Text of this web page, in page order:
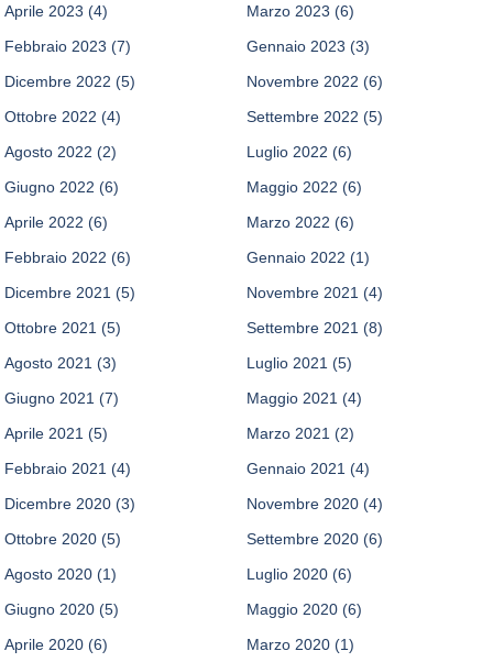
Aprile 2023 (4) Marzo 2023 (6)
Febbraio 2023 (7) Gennaio 2023 (3)
Dicembre 2022 (5) Novembre 2022 (6)
Ottobre 2022 (4) Settembre 2022 (5)
Agosto 2022 (2) Luglio 2022 (6)
Giugno 2022 (6) Maggio 2022 (6)
Aprile 2022 (6) Marzo 2022 (6)
Febbraio 2022 (6) Gennaio 2022 (1)
Dicembre 2021 (5) Novembre 2021 (4)
Ottobre 2021 (5) Settembre 2021 (8)
Agosto 2021 (3) Luglio 2021 (5)
Giugno 2021 (7) Maggio 2021 (4)
Aprile 2021 (5) Marzo 2021 (2)
Febbraio 2021 (4) Gennaio 2021 (4)
Dicembre 2020 (3) Novembre 2020 (4)
Ottobre 2020 (5) Settembre 2020 (6)
Agosto 2020 (1) Luglio 2020 (6)
Giugno 2020 (5) Maggio 2020 (6)
Aprile 2020 (6) Marzo 2020 (1)